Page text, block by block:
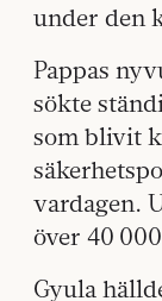
under den
Pappas
sökte
som blivit
vardagen.
över 40
Gyula